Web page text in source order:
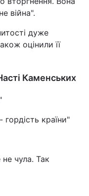
вторгнення. Вона
війна".
дуже
оцінили її
Каменських
гордість країни"
чула. Так